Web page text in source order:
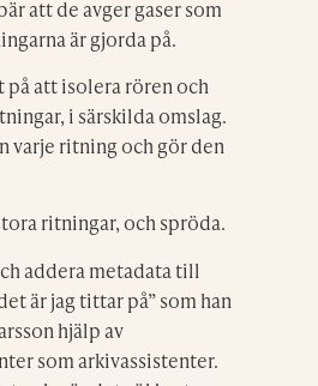
att de avger gaser som
är gjorda på.
på att isolera rören och
i särskilda omslag.
varje ritning och gör den
ritningar, och spröda.
addera metadata till
är jag tittar på” som han
hjälp av
som arkivassistenter.